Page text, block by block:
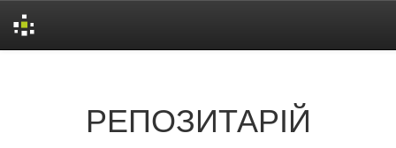
РЕПОЗИТАРІЙ